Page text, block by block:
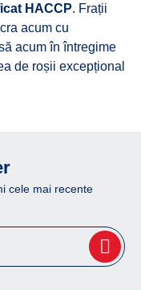
HACCP. Frații
acum cu
acum în întregime
de roșii excepțional
cele mai recente